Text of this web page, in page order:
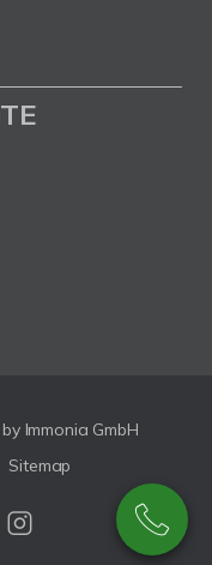
Immonia GmbH
Sitemap